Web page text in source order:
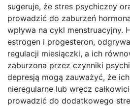
sugeruje, że stres psychiczny
prowadzić do zaburzeń
wpływa na cykl menstruacyjny.
estrogen i progesteron,
regulacji miesiączki, a ich
zaburzona przez czynniki
depresją mogą zauważyć, że
nieregularne lub wręcz
prowadzić do dodatkowego